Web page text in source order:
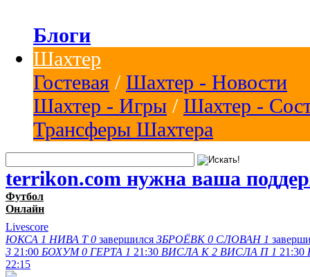
Блоги
Шахтер
Гостевая / Шахтер - Новости
Шахтер - Игры / Шахтер -
Трансферы Шахтера
terrikon.com нужна ваша
Футбол
Онлайн
Livescore
ЮКСА 1 НИВА Т 0 завершился ЗБРОЁВК 0 СЛОВАН 1
3 21:00 БОХУМ 0 ГЕРТА 1 21:30 ВИСЛА K 2 ВИСЛА П 1 21:30
22:15